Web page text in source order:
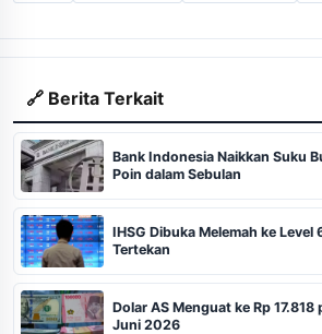
🔗 Berita Terkait
Bank Indonesia Naikkan Suku
Poin dalam Sebulan
IHSG Dibuka Melemah ke Level
Tertekan
Dolar AS Menguat ke Rp 17.818
Juni 2026